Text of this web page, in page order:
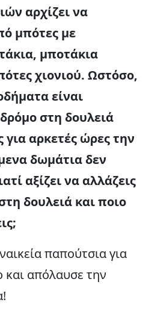
αρχίζει να
μπότες με
μποτάκια
χιονιού. Ωστόσο,
είναι
στη δουλειά
αρκετές ώρες την
δωμάτια δεν
αξίζει να αλλάζεις
δουλειά και ποιο
παπούτσια για
και απόλαυσε την